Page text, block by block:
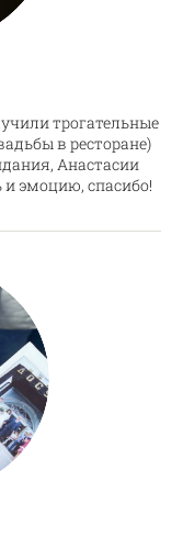
трогательные
в ресторане)
Анастасии
эмоцию, спасибо!